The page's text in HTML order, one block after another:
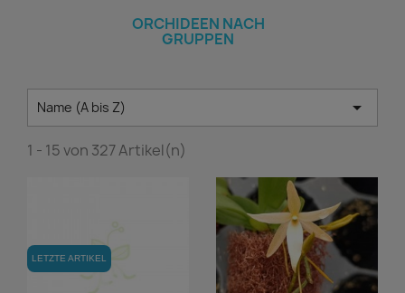
ORCHIDEEN NACH
GRUPPEN
Name (A bis Z) 
1 - 15 von 327 Artikel(n)
LETZTE ARTIKEL